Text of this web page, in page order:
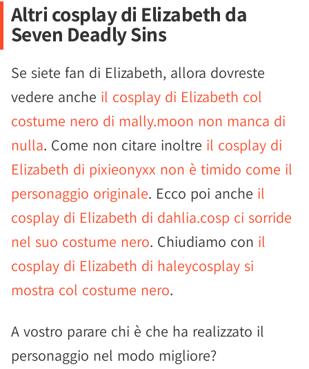
Altri cosplay di Elizabeth da
Seven Deadly Sins
Se siete fan di Elizabeth, allora dovreste
vedere anche il cosplay di Elizabeth col
costume nero di mally.moon non manca di
nulla. Come non citare inoltre il cosplay di
Elizabeth di pixieonyxx non è timido come il
personaggio originale. Ecco poi anche il
cosplay di Elizabeth di dahlia.cosp ci sorride
nel suo costume nero. Chiudiamo con il
cosplay di Elizabeth di haleycosplay si
mostra col costume nero.
A vostro parare chi è che ha realizzato il
personaggio nel modo migliore?